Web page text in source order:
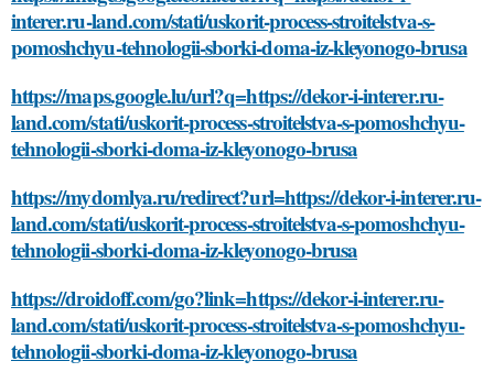
interer.ru-land.com/stati/uskorit-process-stroitelstva-s-
pomoshchyu-tehnologii-sborki-doma-iz-kleyonogo-brusa
https://maps.google.lu/url?q=https://dekor-i-interer.ru-
land.com/stati/uskorit-process-stroitelstva-s-pomoshchyu-
tehnologii-sborki-doma-iz-kleyonogo-brusa
https://mydomlya.ru/redirect?url=https://dekor-i-interer.ru-
land.com/stati/uskorit-process-stroitelstva-s-pomoshchyu-
tehnologii-sborki-doma-iz-kleyonogo-brusa
https://droidoff.com/go?link=https://dekor-i-interer.ru-
land.com/stati/uskorit-process-stroitelstva-s-pomoshchyu-
tehnologii-sborki-doma-iz-kleyonogo-brusa